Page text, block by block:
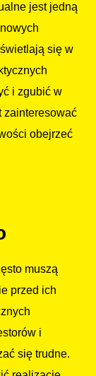
jest jedną
się w
i zgubić w
zainteresować
obejrzeć
muszą
przed ich
i
się trudne.